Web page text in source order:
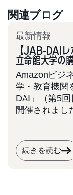
関連ブログ
最新情報
【JAB-DAIレ
立命館大学の
Amazonビジ
学・教育機関
DAI」（第5
開催されまし
学・学校法人
の皆様は、ぜ
続きを読む